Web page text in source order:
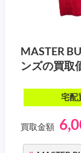
MASTER
ンズの買取
宅配
買取金額